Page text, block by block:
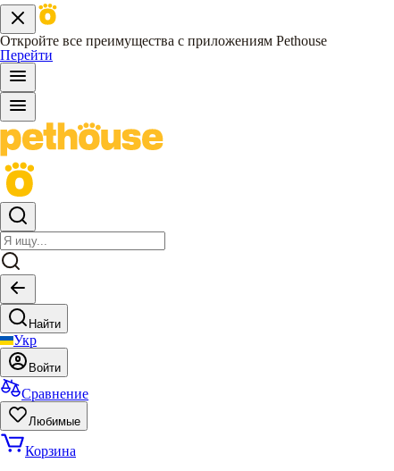
Откройте все преимущества с приложениям Pethouse
Перейти
Найти
Укр
Войти
Сравнение
Любимые
Корзина